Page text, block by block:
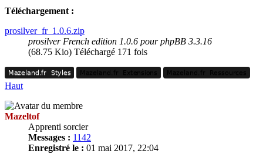
Téléchargement :
prosilver_fr_1.0.6.zip
prosilver French edition 1.0.6 pour phpBB 3.3.16
(68.75 Kio) Téléchargé 171 fois
Mazeland.fr
Mazeland.fr Styles
Styles Mazeland.fr
Mazeland.fr Extensions
Extensions Mazeland.fr
Mazeland.fr Ressources
Ressources
Haut
Mazeltof
Apprenti sorcier
Messages : 1142
Enregistré le : 01 mai 2017, 22:04